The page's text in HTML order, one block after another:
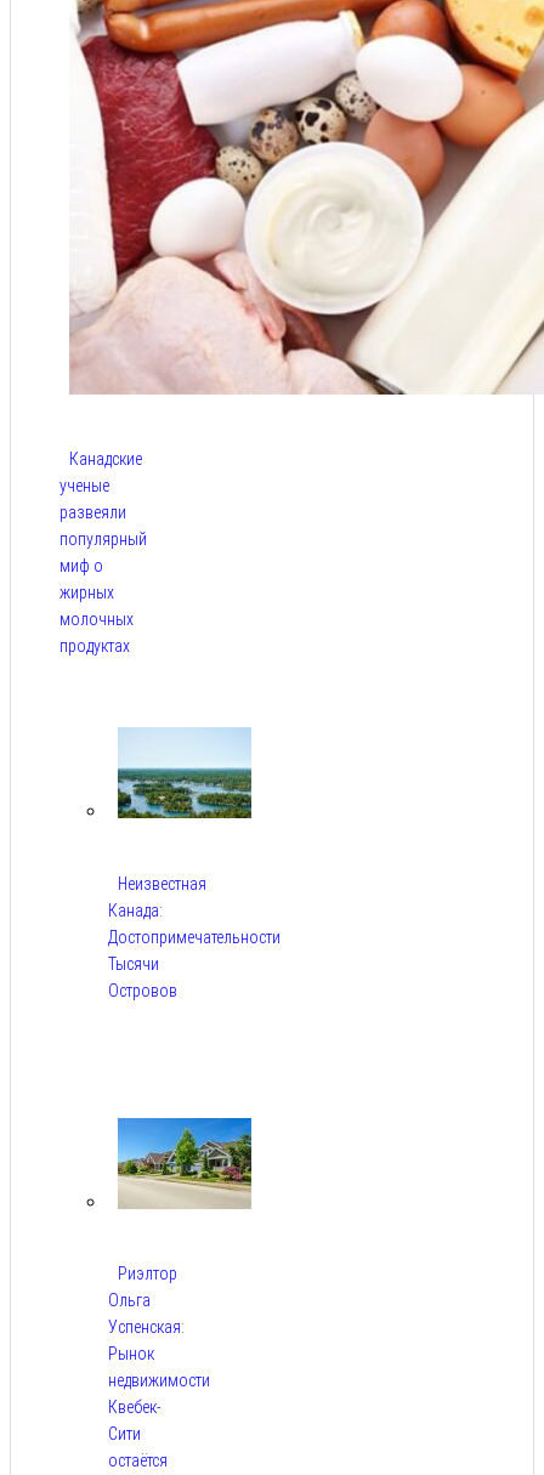
Канадские
ученые
развеяли
популярный
миф о
жирных
молочных
продуктах
Неизвестная
Канада:
Достопримечательности
Тысячи
Островов
Риэлтор
Ольга
Успенская:
Рынок
недвижимости
Квебек-
Сити
остаётся